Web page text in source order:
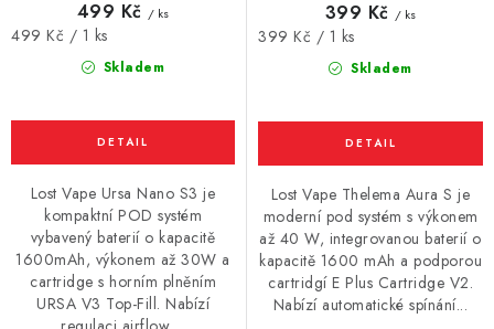
Skladem
499 Kč / ks
Měrná
499 Kč / 1 ks
Lost Vape Ursa Nano S3 je
kompaktní POD systém
vybavený baterií o kapacitě
1600mAh, výkonem až 30W a
cartridge s horním plněním
URSA V3 Top-Fill. Nabízí
Skladem
399 Kč / ks
Měrná
399 Kč / 1 ks
Lost Vape Thelema Aura S je
moderní pod systém s výkonem
až 40 W, integrovanou baterií o
kapacitě 1600 mAh a podporou
cartridgí E Plus Cartridge V2.
Nabízí automatické spínání...